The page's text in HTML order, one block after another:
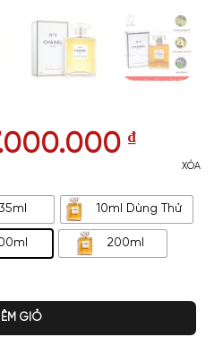
₫
10ml Dùng Thử
200ml
XÓA
GIỎ